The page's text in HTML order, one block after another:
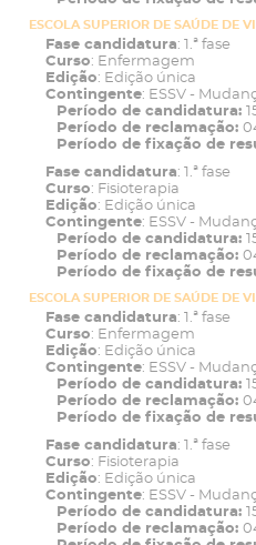
ESCOLA SUPERIOR DE SAÚDE DE
Fase candidatura: 1.ª fase
Curso: Enfermagem
Edição: Edição única
Contingente: ESSV -
Período de candidatura:
Período de reclamação:
Período de fixação de
Fase candidatura: 1.ª fase
Curso: Fisioterapia
Edição: Edição única
Contingente: ESSV -
Período de candidatura:
Período de reclamação:
Período de fixação de
ESCOLA SUPERIOR DE SAÚDE DE
Fase candidatura: 1.ª fase
Curso: Enfermagem
Edição: Edição única
Contingente: ESSV -
Período de candidatura:
Período de reclamação:
Período de fixação de
Fase candidatura: 1.ª fase
Curso: Fisioterapia
Edição: Edição única
Contingente: ESSV -
Período de candidatura:
Período de reclamação: